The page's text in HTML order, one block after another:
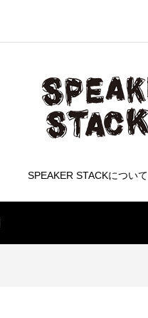
SPEAKER STACKについて